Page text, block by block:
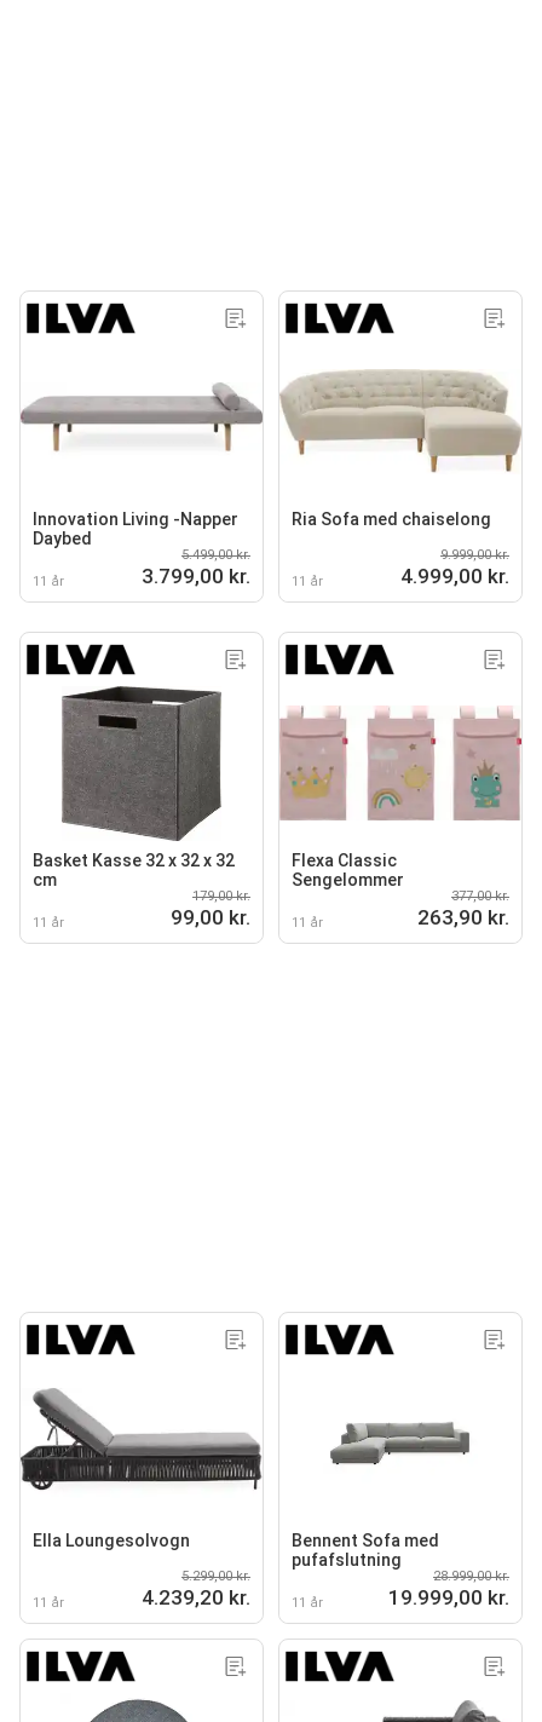
Innovation Living -Napper
Daybed
11 år
5.499,00 kr.
3.799,00 kr.
Ria Sofa med chaiselong
11 år
9.999,00 kr.
4.999,00 kr.
Basket Kasse 32 x 32 x 32
cm
11 år
179,00 kr.
99,00 kr.
Flexa Classic
Sengelommer
11 år
377,00 kr.
263,90 kr.
Ella Loungesolvogn
11 år
5.299,00 kr.
4.239,20 kr.
Bennent Sofa med
pufafslutning
11 år
28.999,00 kr.
19.999,00 kr.